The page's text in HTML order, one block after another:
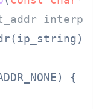
{